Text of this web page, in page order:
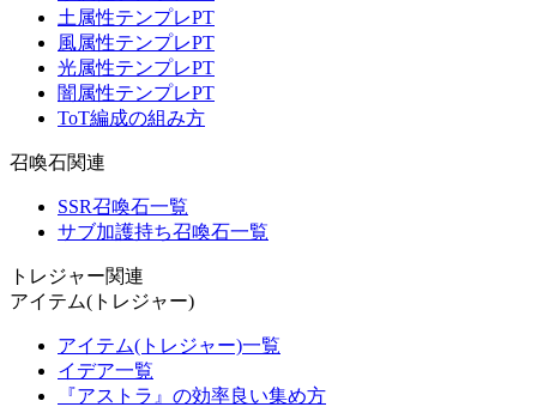
土属性テンプレPT
風属性テンプレPT
光属性テンプレPT
闇属性テンプレPT
ToT編成の組み方
召喚石関連
SSR召喚石一覧
サブ加護持ち召喚石一覧
トレジャー関連
アイテム(トレジャー)
アイテム(トレジャー)一覧
イデア一覧
『アストラ』の効率良い集め方